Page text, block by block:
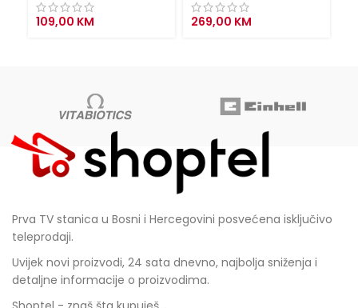
109,00 KM
269,00 KM
Prva TV stanica u Bosni i Hercegovini posvećena isključivo
teleprodaji.
Uvijek novi proizvodi, 24 sata dnevno, najbolja sniženja i
detaljne informacije o proizvodima.